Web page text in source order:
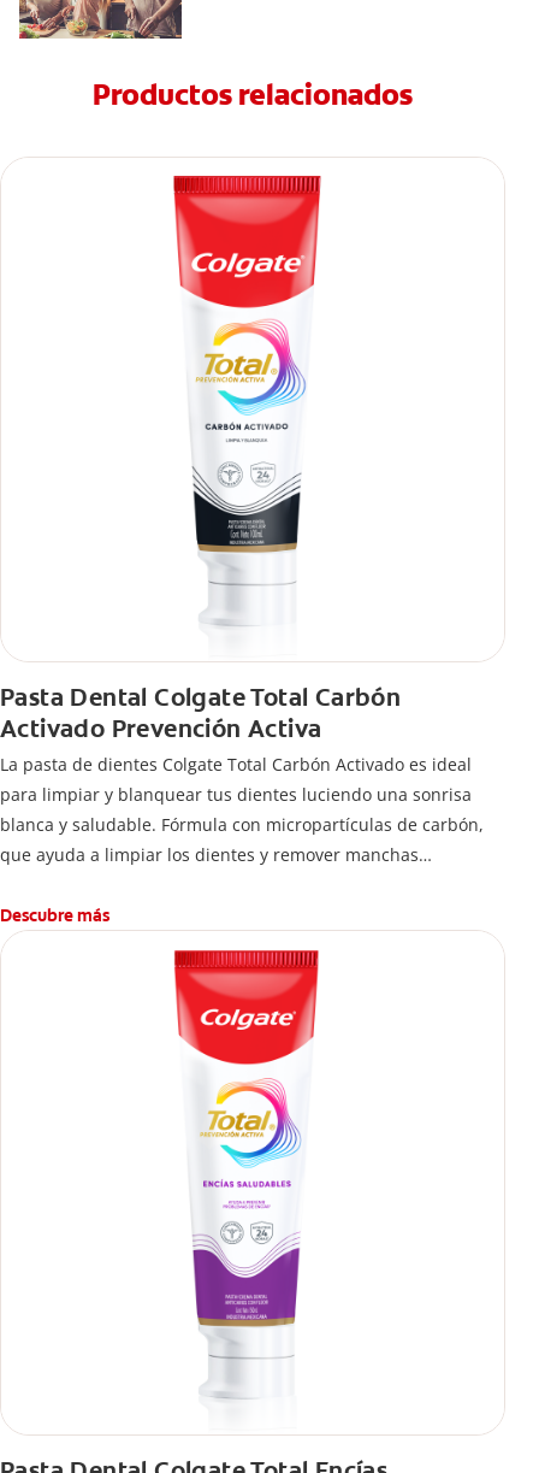
Productos relacionados
Pasta Dental Colgate Total Carbón
Activado Prevención Activa
La pasta de dientes Colgate Total Carbón Activado es ideal
para limpiar y blanquear tus dientes luciendo una sonrisa
blanca y saludable. Fórmula con micropartículas de carbón,
que ayuda a limpiar los dientes y remover manchas
¿Qué hace el carbón activado en una pasta dental y por qué
se usa para ayudar a remover manchas superficiales?
También encontrarás cómo incluirla en tu rutina, en casa o de
viaje, con tips de cepillado para una sonrisa sana.
Descubre más